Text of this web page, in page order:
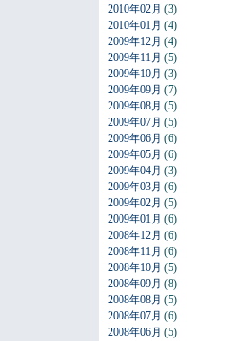
2010年02月 (3)
2010年01月 (4)
2009年12月 (4)
2009年11月 (5)
2009年10月 (3)
2009年09月 (7)
2009年08月 (5)
2009年07月 (5)
2009年06月 (6)
2009年05月 (6)
2009年04月 (3)
2009年03月 (6)
2009年02月 (5)
2009年01月 (6)
2008年12月 (6)
2008年11月 (6)
2008年10月 (5)
2008年09月 (8)
2008年08月 (5)
2008年07月 (6)
2008年06月 (5)